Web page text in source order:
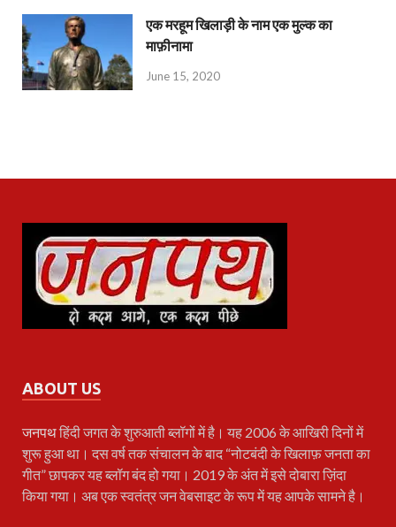
एक मरहूम खिलाड़ी के नाम एक मुल्क का
माफ़ीनामा
June 15, 2020
ABOUT US
जनपथहिंदी जगत के शुरुआती ब्लॉगों में है। यह 2006 के आखिरी दिनों में
शुरू हुआ था। दस वर्ष तक संचालन के बाद “नोटबंदी के खिलाफ़ जनता का
गीत” छापकर यह ब्लॉग बंद हो गया। 2019 के अंत में इसे दोबारा ज़िंदा
किया गया। अब एक स्वतंत्र जन वेबसाइट के रूप में यह आपके सामने है।